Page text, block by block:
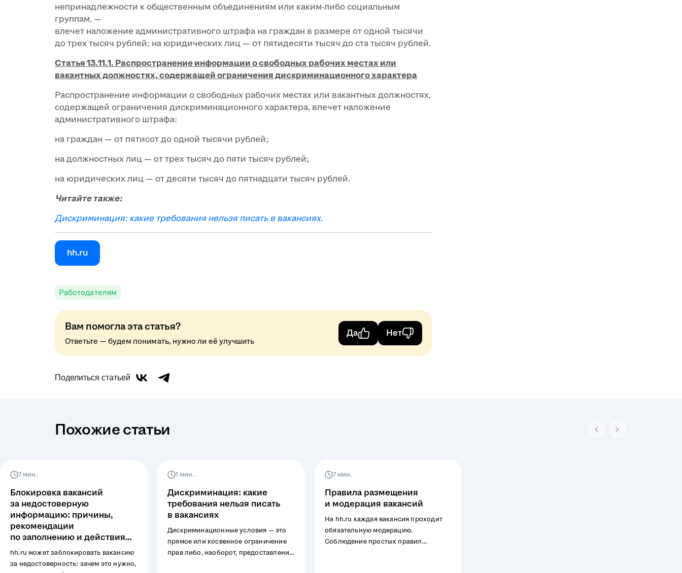
непринадлежности к общественным объединениям или каким-либо социальным
группам, —
влечет наложение административного штрафа на граждан в размере от одной тысячи
до трех тысяч рублей; на юридических лиц — от пятидесяти тысяч до ста тысяч рублей.
Статья 13.11.1. Распространение информации о свободных рабочих местах или
вакантных должностях, содержащей ограничения дискриминационного характера
Распространение информации о свободных рабочих местах или вакантных должностях,
содержащей ограничения дискриминационного характера, влечет наложение
административного штрафа:
на граждан — от пятисот до одной тысячи рублей;
на должностных лиц — от трех тысяч до пяти тысяч рублей;
на юридических лиц — от десяти тысяч до пятнадцати тысяч рублей.
Читайте также:
Дискриминация: какие требования нельзя писать в вакансиях.
hh.ru
Работодателям
Вам помогла эта статья?
Ответьте — будем понимать, нужно ли её улучшить
Да Нет
Поделиться статьей
Похожие статьи
7 мин.
Блокировка вакансий
за недостоверную
информацию: причины,
рекомендации
по заполнению и действия
при блокировке
hh.ru может заблокировать вакансию
за недостоверность: зачем это нужно,
1 мин.
Дискриминация: какие
требования нельзя писать
в вакансиях
Дискриминационные условия — это
прямое или косвенное ограничение
прав либо, наоборот, предоставление
7 мин.
Правила размещения
и модерация вакансий
На hh.ru каждая вакансия проходит
обязательную модерацию.
Соблюдение простых правил